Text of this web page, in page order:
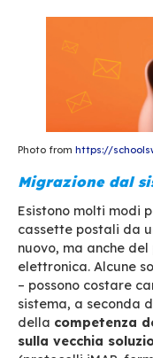
processi
elettronica
punto chiave
elettronica.
proprio client di
un proprio
mobili
Sono
Ovviamente il
del prodotto.